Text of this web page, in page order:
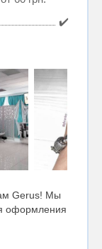
✔️
Gerus! Мы
оформления